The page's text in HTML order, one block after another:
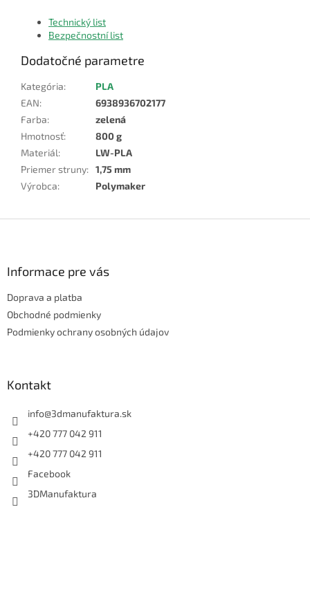
Technický list
Bezpečnostní list
Dodatočné parametre
Kategória:
PLA
EAN:
6938936702177
Farba:
zelená
Hmotnosť:
800 g
Materiál:
LW-PLA
Priemer struny: 1,75 mm
Výrobca: Polymaker
Informace pre vás
Doprava a platba
Obchodné podmienky
Podmienky ochrany osobných údajov
Kontakt
info@3dmanufaktura.sk
+420 777 042 911
+420 777 042 911
Facebook
3DManufaktura